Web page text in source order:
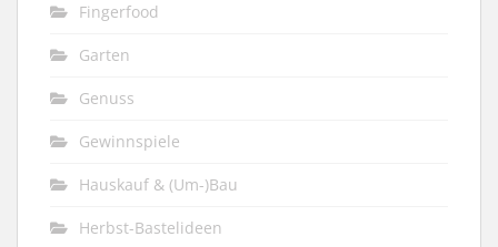
Fingerfood
Garten
Genuss
Gewinnspiele
Hauskauf & (Um-)Bau
Herbst-Bastelideen